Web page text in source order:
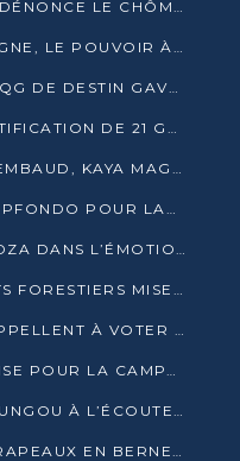
À SIBITI, JOSEPH KIGNOUMBI DÉNONCE LE CHÔMAGE ET LES DÉFAILLANCES DE L’ÉTAT
COUP D’ENVOI DE LA CAMPAGNE, LE POUVOIR À POINTE-NOIRE, L’OPPOSITION À OUESSO ET SIBITI
DES OUVRIERS TABASSÉS AU QG DE DESTIN GAVET À 24 HEURES DE L’OUVERTURE DE LA CAMPAGNE
AGL CONGO ENGAGE LA CERTIFICATION DE 21 GRUTIERS AUX NORMES INTERNATIONALES
DESTIN GAVET NOMME WALLEMBAUD, KAYA MAGANE, BOUDZIKA ET MBOUSSA-ELLAH AUX COMMANDES DE SA CAMPAGNE
DENIS SASSOU-NGUESSO À IMPFONDO POUR LANCER LE CORRIDOR 13
FIRMIN AYESSA INHUMÉ À ONDZA DANS L’ÉMOTION ET LE RECUEILLEMENT
BASSIN DU CONGO : LES ÉTATS FORESTIERS MISENT SUR LES MARCHÉS CARBONE
LES SAGES DE MOUYONDZI APPELLENT À VOTER DENIS SASSOU-NGUESSO
LE CLUB 2002-PUR SE MOBILISE POUR LA CAMPAGNE
JOSEPH KIGNOUMBI KIA MBOUNGOU À L’ÉCOUTE DE TALANGAÏ
DÉCÈS DE FIRMIN AYESSA : DRAPEAUX EN BERNE LUNDI